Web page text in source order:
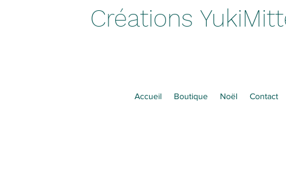
Créations
Accueil Boutique Noël Contact